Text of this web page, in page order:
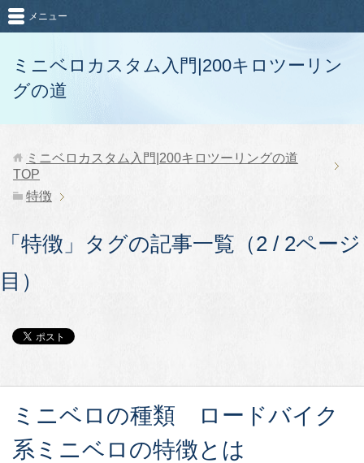
ミニベロカスタム入門|200キロツーリン
グの道
メニュー
ミニベロカスタム入門|200キロツーリングの道
TOP
特徴
「特徴」タグの記事一覧（2 / 2ページ
目）
ミニベロの種類 ロードバイク
系ミニベロの特徴とは